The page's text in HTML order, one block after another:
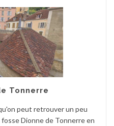
Tonnerre
peut retrouver un peu
Dionne de Tonnerre en